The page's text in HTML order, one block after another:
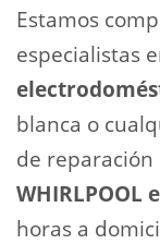
Estamos
especialistas
blanca o
de reparación
WHIRLPOOL
horas a